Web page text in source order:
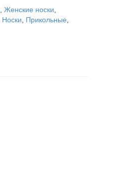
Женские носки
Носки Прикольные